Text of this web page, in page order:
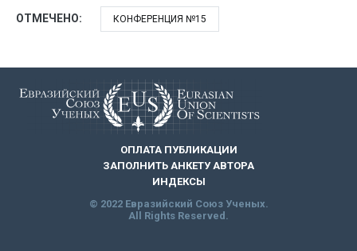
ОТМЕЧЕНО: КОНФЕРЕНЦИЯ №15
ОПЛАТА ПУБЛИКАЦИИ
ЗАПОЛНИТЬ АНКЕТУ АВТОРА
ИНДЕКСЫ
© 2022 Евразийский Союз Ученых.
All Rights Reserved.